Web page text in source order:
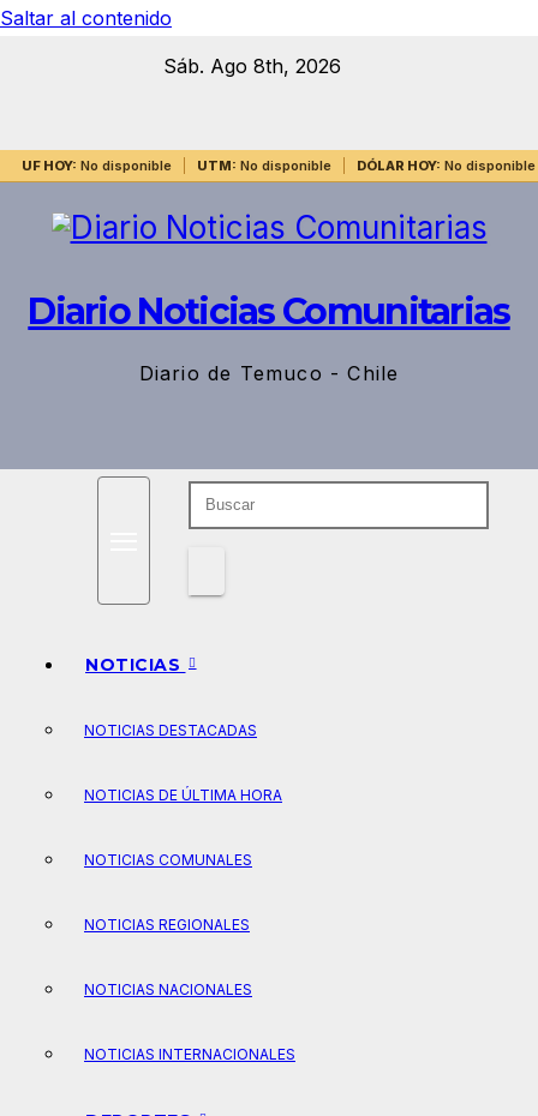
Saltar al contenido
Sáb. Ago 8th, 2026
UF HOY: No disponible UTM: No disponible DÓLAR HOY: No disponible
Diario Noticias Comunitarias
Diario de Temuco - Chile
NOTICIAS
NOTICIAS DESTACADAS
NOTICIAS DE ÚLTIMA HORA
NOTICIAS COMUNALES
NOTICIAS REGIONALES
NOTICIAS NACIONALES
NOTICIAS INTERNACIONALES